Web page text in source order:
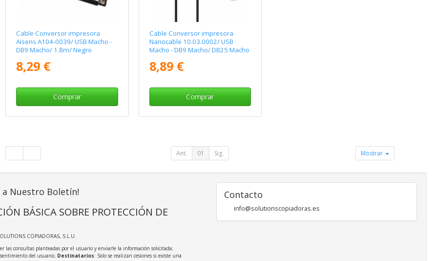
Cable Conversor impresora
Aisens A104-0039/ USB Macho -
DB9 Macho/ 1.8m/ Negro
8,29 €
Comprar
Cable Conversor impresora
Nanocable 10.03.0002/ USB
Macho - DB9 Macho/ DB25 Macho
8,89 €
Comprar
Ant. 01 Sig. Mostrar
a Nuestro Boletín!
BÁSICA SOBRE PROTECCIÓN DE
COPIADORAS, S.L.U.
las consultas planteadas por el usuario y enviarle la información solicitada;
del usuario; Destinatarios: Solo se realizan cesiones si existe una
Contacto
info@solutionscopiadoras.es